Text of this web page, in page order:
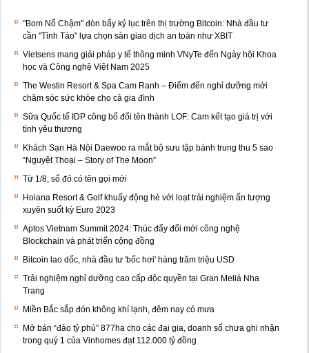
"Bom Nổ Chậm" đòn bẩy kỷ lục trên thị trường Bitcoin: Nhà đầu tư
cần "Tỉnh Táo" lựa chọn sàn giao dịch an toàn như XBIT
Vietsens mang giải pháp y tế thông minh VNyTe đến Ngày hội Khoa
học và Công nghệ Việt Nam 2025
The Westin Resort & Spa Cam Ranh – Điểm đến nghỉ dưỡng mới
chăm sóc sức khỏe cho cả gia đình
Sữa Quốc tế IDP công bố đổi tên thành LOF: Cam kết tạo giá trị với
tình yêu thương
Khách Sạn Hà Nội Daewoo ra mắt bộ sưu tập bánh trung thu 5 sao
“Nguyệt Thoại – Story of The Moon”
Từ 1/8, sổ đỏ có tên gọi mới
Hoiana Resort & Golf khuấy động hè với loạt trải nghiệm ấn tượng
xuyên suốt kỳ Euro 2023
Aptos Vietnam Summit 2024: Thúc đẩy đổi mới công nghệ
Blockchain và phát triển cộng đồng
Bitcoin lao dốc, nhà đầu tư 'bốc hơi' hàng trăm triệu USD
Trải nghiệm nghỉ dưỡng cao cấp độc quyền tại Gran Meliá Nha
Trang
Miền Bắc sắp đón không khí lạnh, đêm nay có mưa
Mở bán “đảo tỷ phú” 877ha cho các đại gia, doanh số chưa ghi nhận
trong quý 1 của Vinhomes đạt 112.000 tỷ đồng